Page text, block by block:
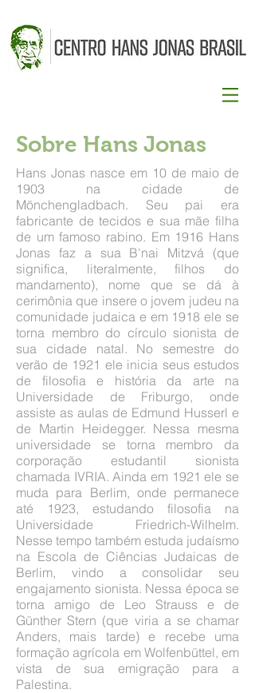
Sobre Hans Jonas
Hans Jonas nasce em 10 de maio de
1903 na cidade de
Mönchengladbach. Seu pai era
fabricante de tecidos e sua mãe filha
de um famoso rabino. Em 1916 Hans
Jonas faz a sua B'nai Mitzvá (que
significa, literalmente, filhos do
mandamento), nome que se dá à
cerimônia que insere o jovem judeu na
comunidade judaica e em 1918 ele se
torna membro do círculo sionista de
sua cidade natal. No semestre do
verão de 1921 ele inicia seus estudos
de filosofia e história da arte na
Universidade de Friburgo, onde
assiste as aulas de Edmund Husserl e
de Martin Heidegger. Nessa mesma
universidade se torna membro da
corporação estudantil sionista
chamada IVRIA. Ainda em 1921 ele se
muda para Berlim, onde permanece
até 1923, estudando filosofia na
Universidade Friedrich-Wilhelm.
Nesse tempo também estuda judaísmo
na Escola de Ciências Judaicas de
Berlim, vindo a consolidar seu
engajamento sionista. Nessa época se
torna amigo de Leo Strauss e de
Günther Stern (que viria a se chamar
Anders, mais tarde) e recebe uma
formação agrícola em Wolfenbüttel, em
vista de sua emigração para a
Palestina.